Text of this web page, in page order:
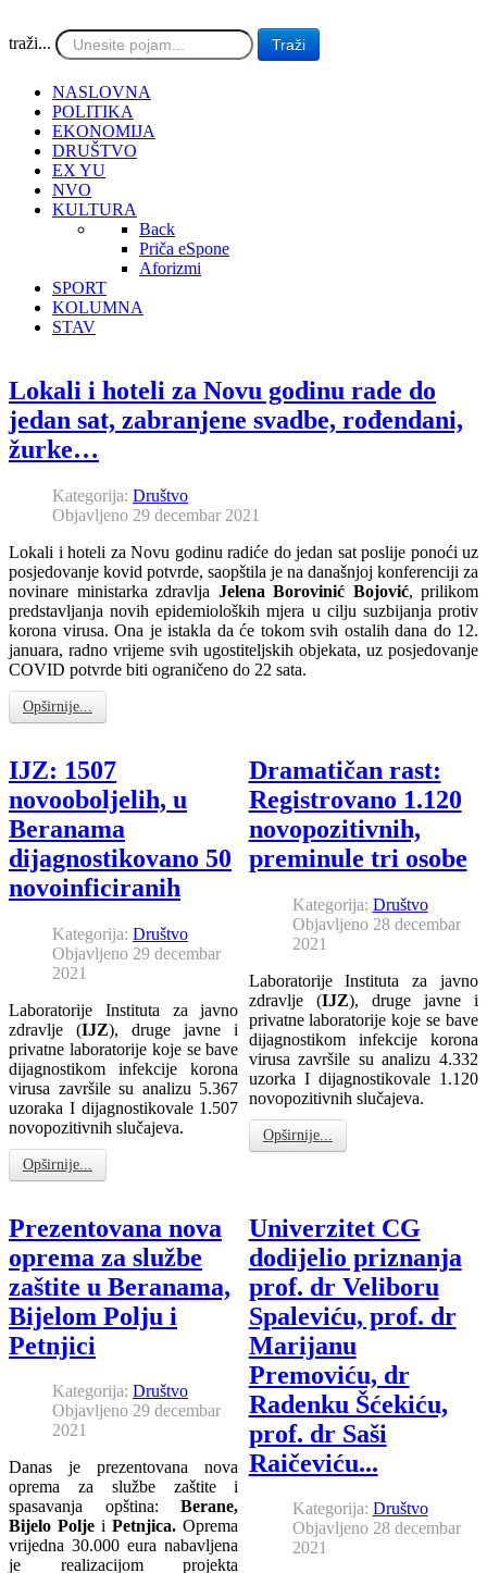
traži... Traži
NASLOVNA
POLITIKA
EKONOMIJA
DRUŠTVO
EX YU
NVO
KULTURA
Back
Priča eSpone
Aforizmi
SPORT
KOLUMNA
STAV
Lokali i hoteli za Novu godinu rade do
jedan sat, zabranjene svadbe, rođendani,
žurke…
Kategorija: Društvo
Objavljeno 29 decembar 2021
Lokali i hoteli za Novu godinu radiće do jedan sat poslije ponoći uz
posjedovanje kovid potvrde, saopštila je na današnjoj konferenciji za
novinare ministarka zdravlja Jelena Borovinić Bojović, prilikom
predstavljanja novih epidemioloških mjera u cilju suzbijanja protiv
korona virusa. Ona je istakla da će tokom svih ostalih dana do 12.
januara, radno vrijeme svih ugostiteljskih objekata, uz posjedovanje
COVID potvrde biti ograničeno do 22 sata.
Opširnije...
IJZ: 1507
novooboljelih, u
Beranama
dijagnostikovano 50
novoinficiranih
Kategorija: Društvo
Objavljeno 29 decembar
2021
Laboratorije Instituta za javno
zdravlje (IJZ), druge javne i
privatne laboratorije koje se bave
dijagnostikom infekcije korona
virusa završile su analizu 5.367
uzoraka I dijagnostikovale 1.507
novopozitivnih slučajeva.
Opširnije...
Dramatičan rast:
Registrovano 1.120
novopozitivnih,
preminule tri osobe
Kategorija: Društvo
Objavljeno 28 decembar
2021
Laboratorije Instituta za javno
zdravlje (IJZ), druge javne i
privatne laboratorije koje se bave
dijagnostikom infekcije korona
virusa završile su analizu 4.332
uzorka I dijagnostikovale 1.120
novopozitivnih slučajeva.
Opširnije...
Prezentovana nova
oprema za službe
zaštite u Beranama,
Bijelom Polju i
Petnjici
Kategorija: Društvo
Objavljeno 29 decembar
2021
Danas je prezentovana nova
oprema za službe zaštite i
spasavanja opština: Berane,
Bijelo Poljei Petnjica.Oprema
vrijedna 30.000 eura nabavljena
je realizacijom projekta
Univerzitet CG
dodijelio priznanja
prof. dr Veliboru
Spaleviću, prof. dr
Marijanu
Premoviću, dr
Radenku Šćekiću,
prof. dr Saši
Raičeviću...
Kategorija: Društvo
Objavljeno 28 decembar
2021